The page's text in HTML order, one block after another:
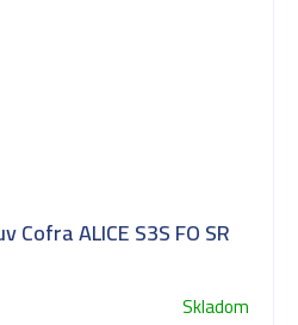
ALICE S3S FO SR
Skladom